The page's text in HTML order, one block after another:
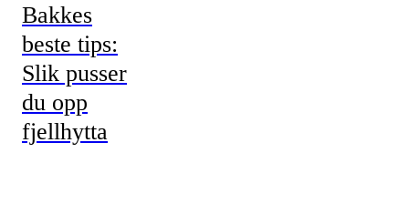
Bakkes
beste tips:
Slik pusser
du opp
fjellhytta